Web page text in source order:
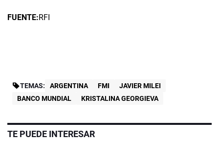
FUENTE:RFI
TEMAS: ARGENTINA FMI
JAVIER MILEI
BANCO MUNDIAL
KRISTALINA GEORGIEVA
TE PUEDE INTERESAR